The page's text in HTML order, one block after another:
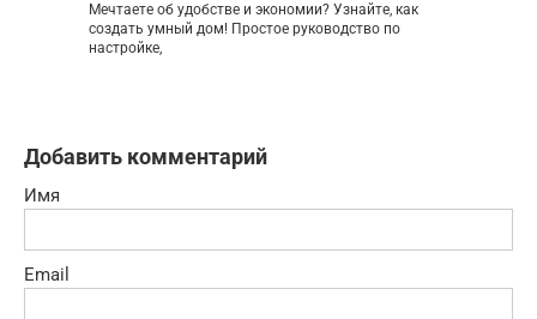
Мечтаете об удобстве и экономии? Узнайте, как
создать умный дом! Простое руководство по
настройке,
Добавить комментарий
Имя
Email